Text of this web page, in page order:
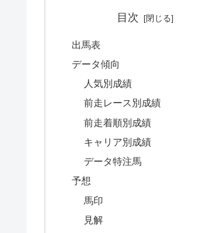
目次
出馬表
データ傾向
人気別成績
前走レース別成績
前走着順別成績
キャリア別成績
データ特注馬
予想
馬印
見解